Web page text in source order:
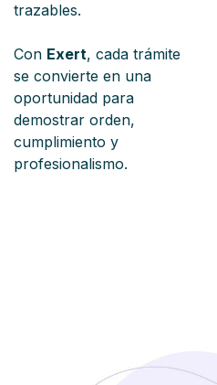
trazables.
Con Exert, cada trámite
se convierte en una
oportunidad para
demostrar orden,
cumplimiento y
profesionalismo.